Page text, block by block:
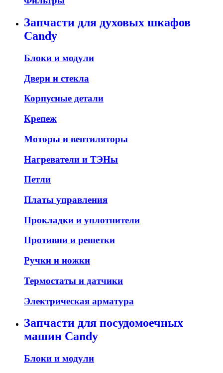
Запчасти для духовых шкафов
Candy
Блоки и модули
Двери и стекла
Корпусные детали
Крепеж
Моторы и вентиляторы
Нагреватели и ТЭНы
Петли
Платы управления
Прокладки и уплотнители
Противни и решетки
Ручки и ножки
Термостаты и датчики
Электрическая арматура
Запчасти для посудомоечных
машин Candy
Блоки и модули